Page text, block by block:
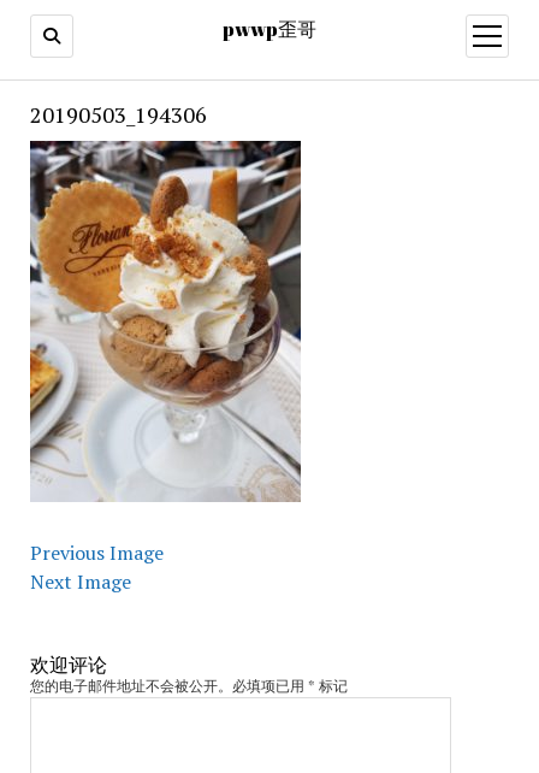
pwwp歪哥
open
menu
20190503_194306
Previous Image
Next Image
欢迎评论
您的电子邮件地址不会被公开。必填项已用 * 标记